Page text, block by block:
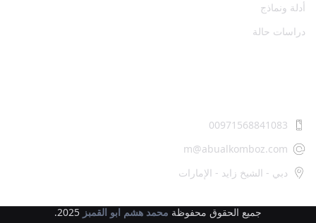
أدلة ونماذج
دراسات حالة
00971568841083
m@abualkomboz.com
دبي - الشيخ زايد - الإمارات
جميع الحقوق محفوظة محمد هشم ابو القمبز